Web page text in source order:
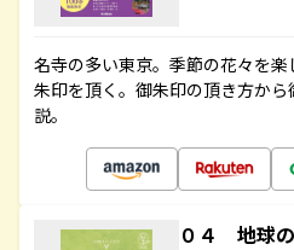
名寺の多い東京。季節の花々を
朱印を頂く。御朱印の頂き方か
説。
０４ 地球